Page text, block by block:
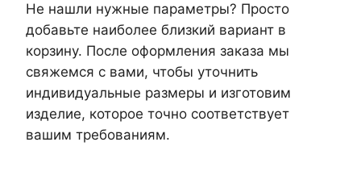
Не нашли нужные параметры? Просто
добавьте наиболее близкий вариант в
корзину. После оформления заказа мы
свяжемся с вами, чтобы уточнить
индивидуальные размеры и изготовим
изделие, которое точно соответствует
вашим требованиям.